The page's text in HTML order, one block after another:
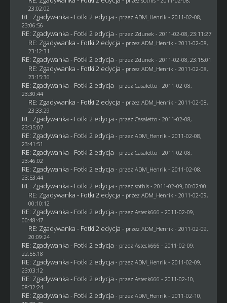
23:02:02
RE: Zgadywanka - Fotki 2 edycja - przez ADM_Henrik - 2011-02-08,
23:06:56
RE: Zgadywanka - Fotki 2 edycja - przez Zdunek - 2011-02-08, 23:11:27
RE: Zgadywanka - Fotki 2 edycja - przez ADM_Henrik - 2011-02-08,
23:12:31
RE: Zgadywanka - Fotki 2 edycja - przez Zdunek - 2011-02-08, 23:15:01
RE: Zgadywanka - Fotki 2 edycja - przez ADM_Henrik - 2011-02-08,
23:15:36
RE: Zgadywanka - Fotki 2 edycja - przez Casaletto- 2011-02-08,
23:30:44
RE: Zgadywanka - Fotki 2 edycja - przez ADM_Henrik - 2011-02-08,
23:33:29
RE: Zgadywanka - Fotki 2 edycja - przez Casaletto- 2011-02-08,
23:35:07
RE: Zgadywanka - Fotki 2 edycja - przez ADM_Henrik - 2011-02-08,
23:41:51
RE: Zgadywanka - Fotki 2 edycja - przez Casaletto- 2011-02-08,
23:46:02
RE: Zgadywanka - Fotki 2 edycja - przez ADM_Henrik - 2011-02-08,
23:53:44
RE: Zgadywanka - Fotki 2 edycja - przez sothis- 2011-02-09, 00:02:00
RE: Zgadywanka - Fotki 2 edycja - przez ADM_Henrik - 2011-02-09,
00:10:12
RE: Zgadywanka - Fotki 2 edycja - przez Asteck666 - 2011-02-09,
00:48:47
RE: Zgadywanka - Fotki 2 edycja - przez ADM_Henrik - 2011-02-09,
20:09:24
RE: Zgadywanka - Fotki 2 edycja - przez Asteck666 - 2011-02-09,
22:55:18
RE: Zgadywanka - Fotki 2 edycja - przez ADM_Henrik - 2011-02-09,
23:03:12
RE: Zgadywanka - Fotki 2 edycja - przez Asteck666 - 2011-02-10,
08:32:24
RE: Zgadywanka - Fotki 2 edycja - przez ADM_Henrik - 2011-02-10,